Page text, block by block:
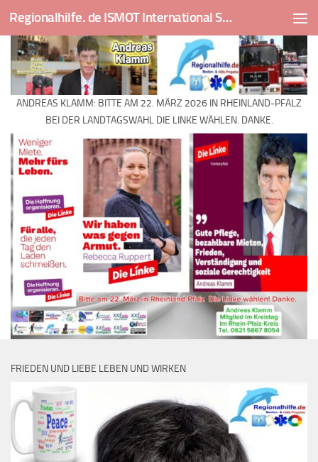
Skip to content Regionalhilfe. de ISMOT International Social And Medical Outreach Team
ANDREAS KLAMM: BITTE AM 22. MÄRZ 2026 IN RHEINLAND-PFALZ
BEI DER LANDTAGSWAHL DIE LINKE WÄHLEN. DANKE.
FRIEDEN UND LIEBE LEBEN UND WIRKEN